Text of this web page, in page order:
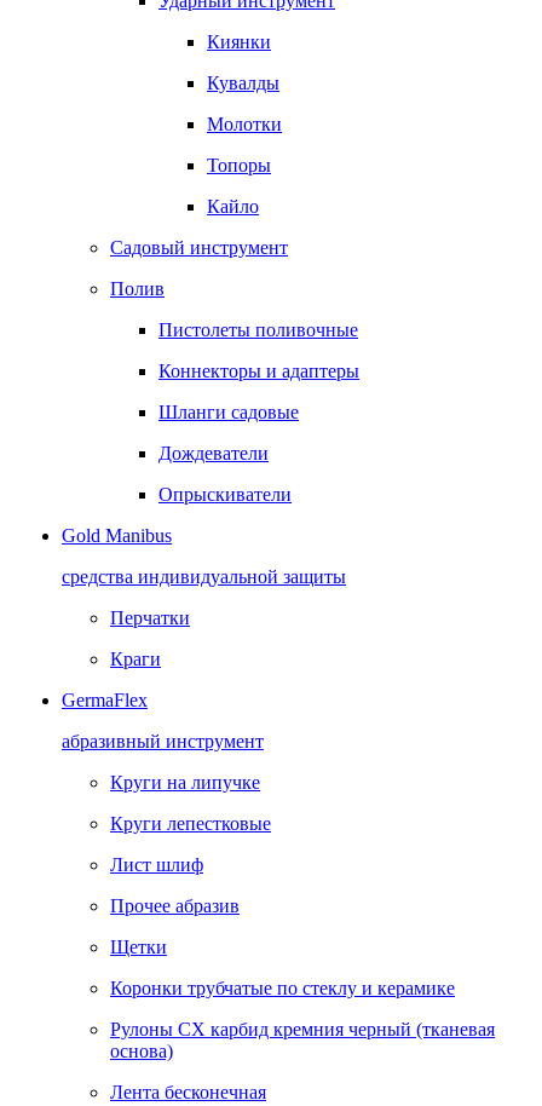
Киянки
Кувалды
Молотки
Топоры
Кайло
Садовый инструмент
Полив
Пистолеты поливочные
Коннекторы и адаптеры
Шланги садовые
Дождеватели
Опрыскиватели
Gold Manibus
средства индивидуальной защиты
Перчатки
Краги
GermaFlex
абразивный инструмент
Круги на липучке
Круги лепестковые
Лист шлиф
Прочее абразив
Щетки
Коронки трубчатые по стеклу и керамике
Рулоны CX карбид кремния черный (тканевая
основа)
Лента бесконечная